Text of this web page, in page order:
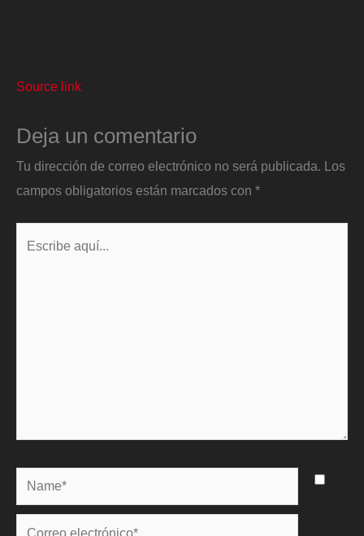
Source link
Deja un comentario
Tu dirección de correo electrónico no será publicada.
Los
campos obligatorios están marcados con *
Name*
Correo